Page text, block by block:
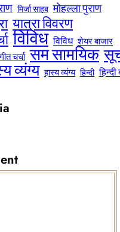
मिर्जा साहब मोहल्ला पुराण
यात्रा विवरण
विविध विविध शेयर बाजार
चर्चा सम सामयिक
व्यंग्य हास्य व्यंग्य हिन्दी हिन्दी